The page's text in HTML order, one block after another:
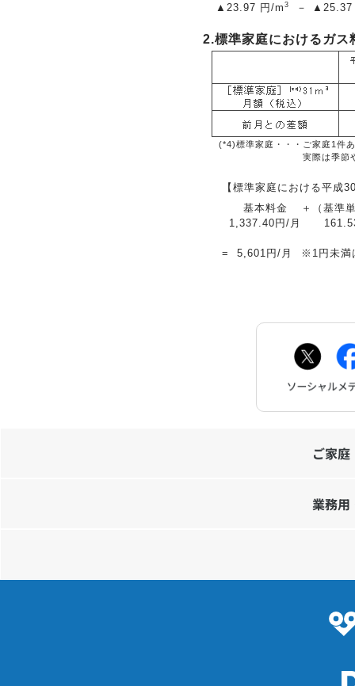
▲23.97 円/m 3 － ▲25.37
2.標準家庭におけるガス
(*4)標準家庭・・・ ご家庭1件
実際は季節
【標準家庭における平成
基本料金
＋
（基
1,337.40円/月
= 5,601円/月 ※1円未満
ご家
業務用